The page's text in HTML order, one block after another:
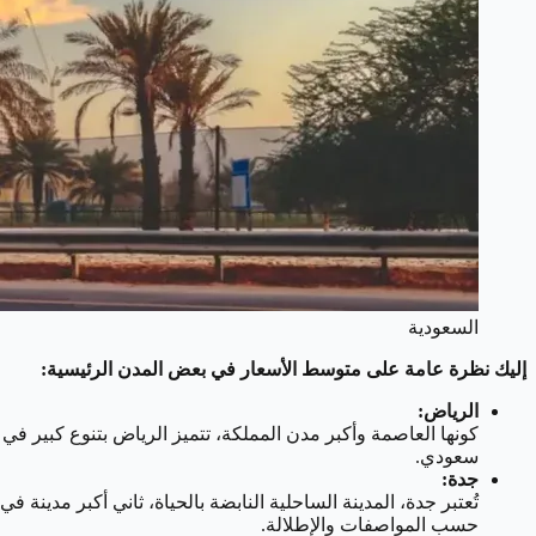
السعودية
إليك نظرة عامة على متوسط الأسعار في بعض المدن الرئيسية:
الرياض:
سعودي.
جدة:
حسب المواصفات والإطلالة.